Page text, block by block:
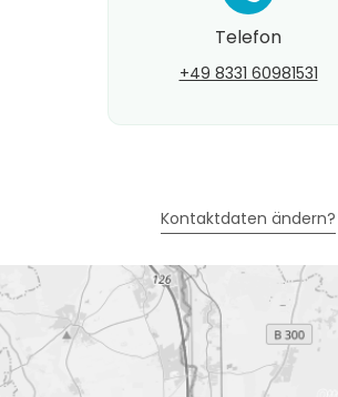
Telefon
+49 8331 60981531
Kontaktdaten ändern?